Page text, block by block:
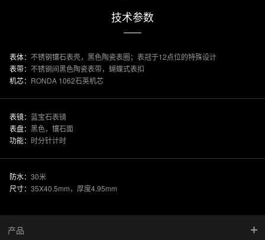
技术参数
表体： 不锈钢镶石表壳，黑色陶瓷表圈；表冠于12点位的特殊设计
表带： 不锈钢间黑色陶瓷表带，蝴蝶式表扣
机芯： RONDA 1062石英机芯
表镜： 蓝宝石表镜
表盘： 黑色，镶石面
功能： 时分针计时
防水： 30米
尺寸： 35X40.5mm，厚度4.95mm
产品